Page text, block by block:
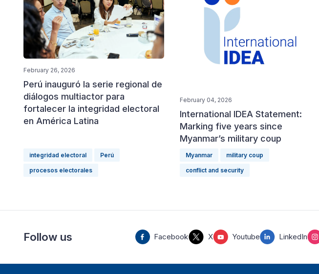
February 26, 2026
Perú inauguró la serie regional de
diálogos multiactor para
fortalecer la integridad electoral
en América Latina
integridad electoral Perú
procesos electorales
February 04, 2026
International IDEA Statement:
Marking five years since
Myanmar’s military coup
Myanmar military coup
conflict and security
Follow us Facebook X Youtube LinkedIn